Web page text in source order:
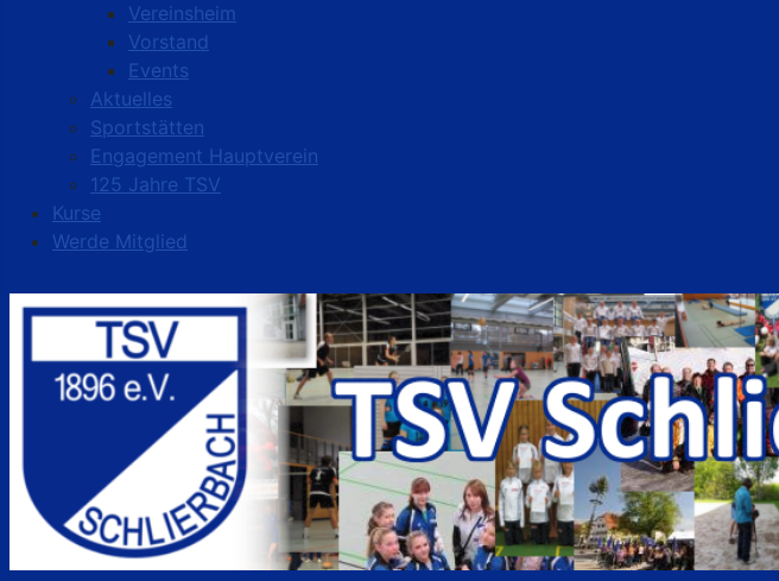
Vereinsheim
Vorstand
Events
Aktuelles
Sportstätten
Engagement Hauptverein
125 Jahre TSV
Kurse
Werde Mitglied